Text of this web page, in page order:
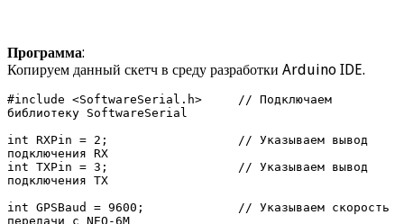
Программа:
Копируем данный скетч в среду разработки Arduino IDE.
#include <SoftwareSerial.h>     // Подключаем
библиотеку SoftwareSerial
int RXPin = 2;                  // Указываем вывод
подключения RX
int TXPin = 3;                  // Указываем вывод
подключения TX
int GPSBaud = 9600;             // Указываем скорость
передачи с NEO-6M